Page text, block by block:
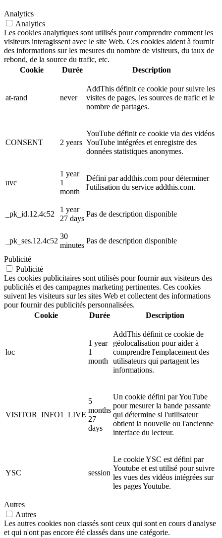
Analytics
Analytics
Les cookies analytiques sont utilisés pour comprendre comment les
visiteurs interagissent avec le site Web. Ces cookies aident à fournir
des informations sur les mesures du nombre de visiteurs, du taux de
rebond, de la source du trafic, etc.
Cookie
Durée Description
at-rand never
AddThis définit ce cookie pour suivre les
visites de pages, les sources de trafic et le
nombre de partages.
CONSENT 2 years
YouTube définit ce cookie via des vidéos
YouTube intégrées et enregistre des
données statistiques anonymes.
uvc
1 year
1
month
Défini par addthis.com pour déterminer
l'utilisation du service addthis.com.
_pk_id.12.4c52
1 year
27 days
Pas de description disponible
_pk_ses.12.4c52
30
minutes
Pas de description disponible
Publicité
Publicité
Les cookies publicitaires sont utilisés pour fournir aux visiteurs des
publicités et des campagnes marketing pertinentes. Ces cookies
suivent les visiteurs sur les sites Web et collectent des informations
pour fournir des publicités personnalisées.
Cookie
Durée Description
loc
1 year
1
month
AddThis définit ce cookie de
géolocalisation pour aider à
comprendre l'emplacement des
utilisateurs qui partagent les
informations.
VISITOR_INFO1_LIVE
5
months
27
days
Un cookie défini par YouTube
pour mesurer la bande passante
qui détermine si l'utilisateur
obtient la nouvelle ou l'ancienne
interface du lecteur.
YSC session
Le cookie YSC est défini par
Youtube et est utilisé pour suivre
les vues des vidéos intégrées sur
les pages Youtube.
Autres
Autres
Les autres cookies non classés sont ceux qui sont en cours d'analyse
et qui n'ont pas encore été classés dans une catégorie.